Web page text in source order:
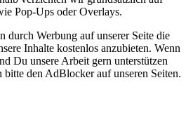
Pop-Ups oder Overlays.
durch Werbung auf unserer Seite die
Inhalte kostenlos anzubieten. Wenn
Du unsere Arbeit gern unterstützen
bitte den AdBlocker auf unseren Seiten.